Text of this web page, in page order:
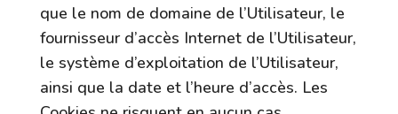
que le nom de domaine de l’Utilisateur, le
fournisseur d’accès Internet de l’Utilisateur,
le système d’exploitation de l’Utilisateur,
ainsi que la date et l’heure d’accès. Les